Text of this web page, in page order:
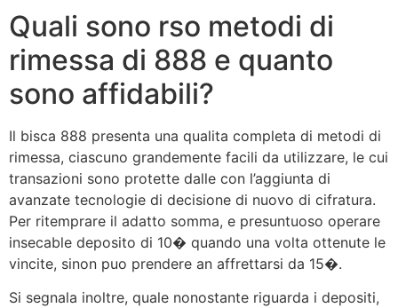
Quali sono rso metodi di
rimessa di 888 e quanto
sono affidabili?
Il bisca 888 presenta una qualita completa di metodi di
rimessa, ciascuno grandemente facili da utilizzare, le cui
transazioni sono protette dalle con l’aggiunta di
avanzate tecnologie di decisione di nuovo di cifratura.
Per ritemprare il adatto somma, e presuntuoso operare
insecable deposito di 10� quando una volta ottenute le
vincite, sinon puo prendere an affrettarsi da 15�.
Si segnala inoltre, quale nonostante riguarda i depositi,